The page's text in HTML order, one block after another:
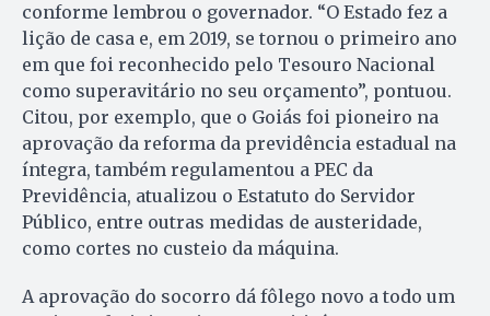
conforme lembrou o governador. “O Estado fez a
lição de casa e, em 2019, se tornou o primeiro ano
em que foi reconhecido pelo Tesouro Nacional
como superavitário no seu orçamento”, pontuou.
Citou, por exemplo, que o Goiás foi pioneiro na
aprovação da reforma da previdência estadual na
íntegra, também regulamentou a PEC da
Previdência, atualizou o Estatuto do Servidor
Público, entre outras medidas de austeridade,
como cortes no custeio da máquina.
A aprovação do socorro dá fôlego novo a todo um